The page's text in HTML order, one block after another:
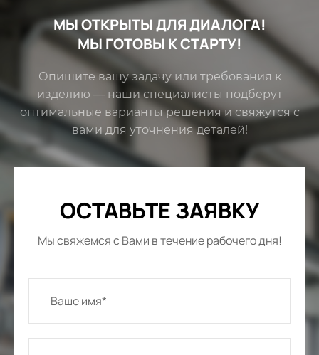
ОСТАВЬТЕ ЗАЯВКУ
Мы свяжемся с Вами в течение рабочего дня!
МЫ ОТКРЫТЫ ДЛЯ ДИАЛОГА!
МЫ ГОТОВЫ К СТАРТУ!
Опишите вашу задачу или требования к
изделию — наши специалисты подберут
оптимальные варианты решения и свяжутся с
вами для уточнения деталей!